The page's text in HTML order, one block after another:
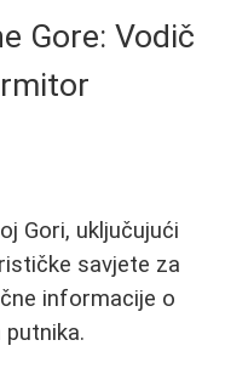
Gore: Vodič
Gori, uključujući
savjete za
informacije o